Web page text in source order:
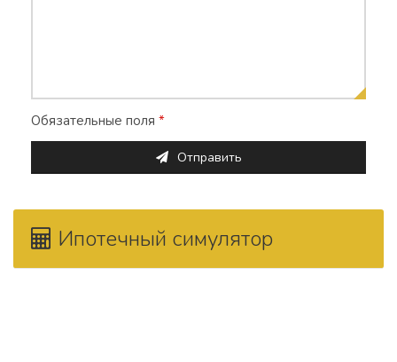
Обязательные поля *
Отправить
Ипотечный симулятор